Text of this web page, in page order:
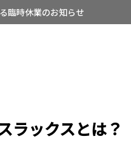
オーダースーツ
ラックスとは？